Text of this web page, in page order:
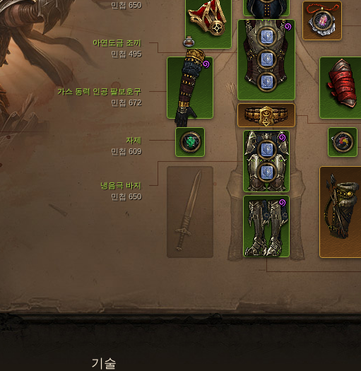
아연도금 조끼
민첩 495
가스 동력 인공 팔보호구
민첩 672
민첩 650
냉음극 바지
민첩 650
자제
민첩 609
기술